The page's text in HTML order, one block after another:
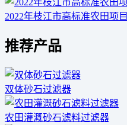
2022年枝江市高标准农田项目
推荐产品
双体砂石过滤器
农田灌溉砂石滤料过滤器